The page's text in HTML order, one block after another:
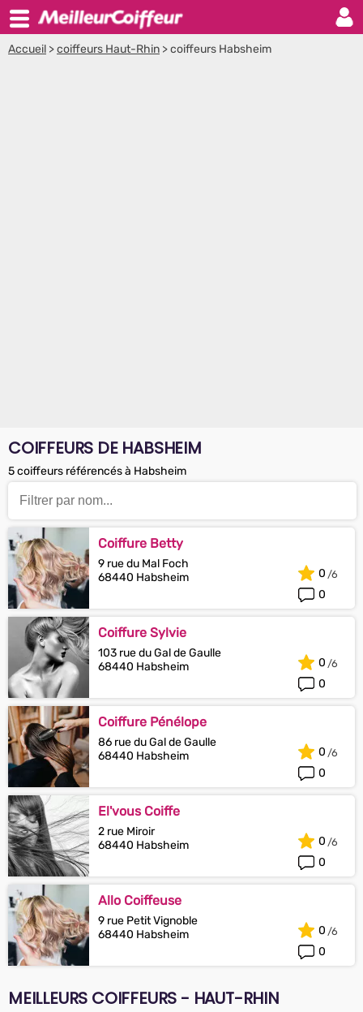
Accueil >coiffeurs Haut-Rhin >coiffeurs Habsheim
COIFFEURS DE HABSHEIM
5 coiffeurs référencés à Habsheim
Coiffure Betty
9 rue du Mal Foch
68440 Habsheim
0
0
Coiffure Sylvie
103 rue du Gal de Gaulle
68440 Habsheim
0
0
Coiffure Pénélope
86 rue du Gal de Gaulle
68440 Habsheim
0
0
El'vous Coiffe
2 rue Miroir
68440 Habsheim
0
0
Allo Coiffeuse
9 rue Petit Vignoble
68440 Habsheim
0
0
MEILLEURS COIFFEURS - HAUT-RHIN